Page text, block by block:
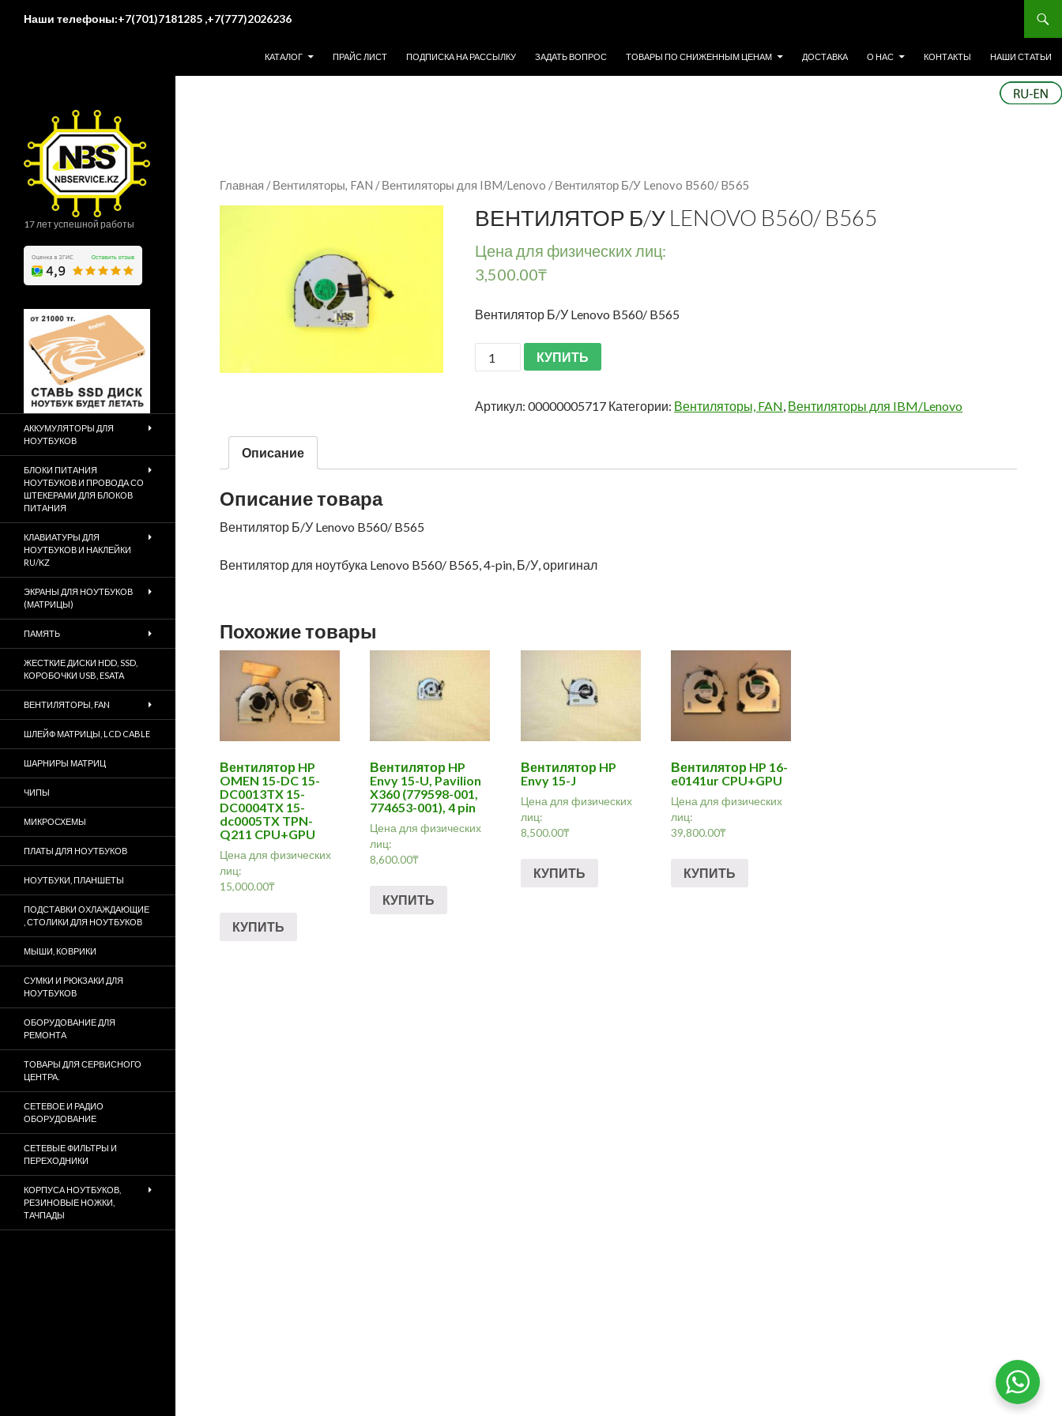
Наши телефоны:+7(701)7181285 ,+7(777)2026236
КАТАЛОГ
ПРАЙС ЛИСТ ПОДПИСКА НА РАССЫЛКУ ЗАДАТЬ ВОПРОС ТОВАРЫ ПО СНИЖЕННЫМ ЦЕНАМ ДОСТАВКА О НАС КОНТАКТЫ НАШИ СТАТЬИ
Главная /Вентиляторы, FAN /Вентиляторы для IBM/Lenovo / Вентилятор Б/У Lenovo B560/ B565
ВЕНТИЛЯТОР Б/У LENOVO B560/ B565
Цена для физических лиц:
3,500.00₸
Вентилятор Б/У Lenovo B560/ B565
КУПИТЬ
Артикул:00000005717 Категории: Вентиляторы, FAN Вентиляторы для IBM/Lenovo
Описание
Описание товара
Вентилятор Б/У Lenovo B560/ B565
Вентилятор для ноутбука Lenovo B560/ B565, 4-pin, Б/У, оригинал
Похожие товары
Вентилятор HP
OMEN 15-DC 15-
DC0013TX 15-
DC0004TX 15-
dc0005TX TPN-
Q211 CPU+GPU
Цена для физических
лиц:
15,000.00₸
КУПИТЬ
Вентилятор HP
Envy 15-U, Pavilion
X360 (779598-001,
774653-001), 4 pin
Цена для физических
лиц:
8,600.00₸
КУПИТЬ
Вентилятор HP
Envy 15-J
Цена для физических
лиц:
8,500.00₸
КУПИТЬ
Вентилятор HP 16-
e0141ur CPU+GPU
Цена для физических
лиц:
39,800.00₸
КУПИТЬ
17 лет успешной работы
АККУМУЛЯТОРЫ ДЛЯ
НОУТБУКОВ
БЛОКИ ПИТАНИЯ
НОУТБУКОВ И ПРОВОДА СО
ШТЕКЕРАМИ ДЛЯ БЛОКОВ
ПИТАНИЯ
КЛАВИАТУРЫ ДЛЯ
НОУТБУКОВ И НАКЛЕЙКИ
RU/KZ
ЭКРАНЫ ДЛЯ НОУТБУКОВ
(МАТРИЦЫ)
ПАМЯТЬ
ЖЕСТКИЕ ДИСКИ HDD, SSD,
КОРОБОЧКИ USB, ESATA
ВЕНТИЛЯТОРЫ, FAN
ШЛЕЙФ МАТРИЦЫ, LCD CABLE
ШАРНИРЫ МАТРИЦ
ЧИПЫ
МИКРОСХЕМЫ
ПЛАТЫ ДЛЯ НОУТБУКОВ
НОУТБУКИ, ПЛАНШЕТЫ
ПОДСТАВКИ ОХЛАЖДАЮЩИЕ
, СТОЛИКИ ДЛЯ НОУТБУКОВ
МЫШИ, КОВРИКИ
СУМКИ И РЮКЗАКИ ДЛЯ
НОУТБУКОВ
ОБОРУДОВАНИЕ ДЛЯ
РЕМОНТА
ТОВАРЫ ДЛЯ СЕРВИСНОГО
ЦЕНТРА.
СЕТЕВОЕ И РАДИО
ОБОРУДОВАНИЕ
СЕТЕВЫЕ ФИЛЬТРЫ И
ПЕРЕХОДНИКИ
КОРПУСА НОУТБУКОВ,
РЕЗИНОВЫЕ НОЖКИ,
ТАЧПАДЫ